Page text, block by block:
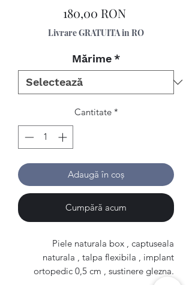
180,00 RONPreț
Livrare GRATUITA in RO
Mărime *
Cantitate *
Adaugă în coș
Cumpără acum
Piele naturala box , captuseala
naturala , talpa flexibila , implant
ortopedic 0,5 cm , sustinere glezna.